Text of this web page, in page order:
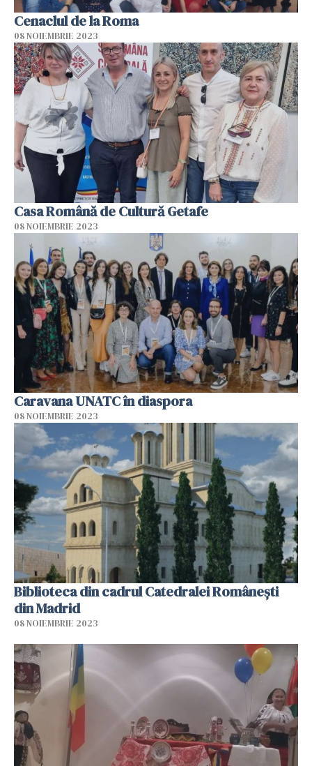
Cenaclul de la Roma
08 NOIEMBRIE 2023
Casa Română de Cultură Getafe
08 NOIEMBRIE 2023
Caravana UNATC în diaspora
08 NOIEMBRIE 2023
Biblioteca din cadrul Catedralei Românești
din Madrid
08 NOIEMBRIE 2023